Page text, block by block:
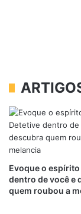
Evoque o
dentro de você e
quem roubou a